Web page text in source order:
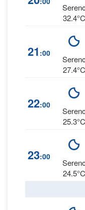
32.4°C
21 :00
27.4°C
22:00
25.3°C
23:00
24.5°C